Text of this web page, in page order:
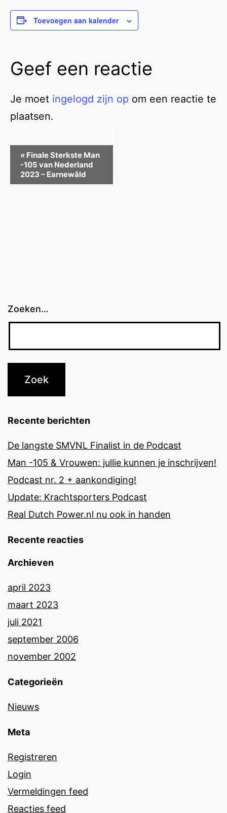
Toevoegen aan kalender
Geef een reactie
Je moet ingelogd zijn op om een reactie te
plaatsen.
Evenement
Navigatie
« Finale Sterkste Man
-105 van Nederland
2023 – Earnewâld
Zoeken…
Recente berichten
De langste SMVNL Finalist in de Podcast
Man -105 & Vrouwen: jullie kunnen je inschrijven!
Podcast nr. 2 + aankondiging!
Update: Krachtsporters Podcast
Real Dutch Power.nl nu ook in handen
Recente reacties
Archieven
april 2023
maart 2023
juli 2021
september 2006
november 2002
Categorieën
Nieuws
Meta
Registreren
Login
Vermeldingen feed
Reacties feed